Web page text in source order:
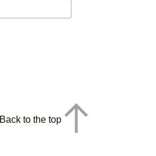
Back to the top